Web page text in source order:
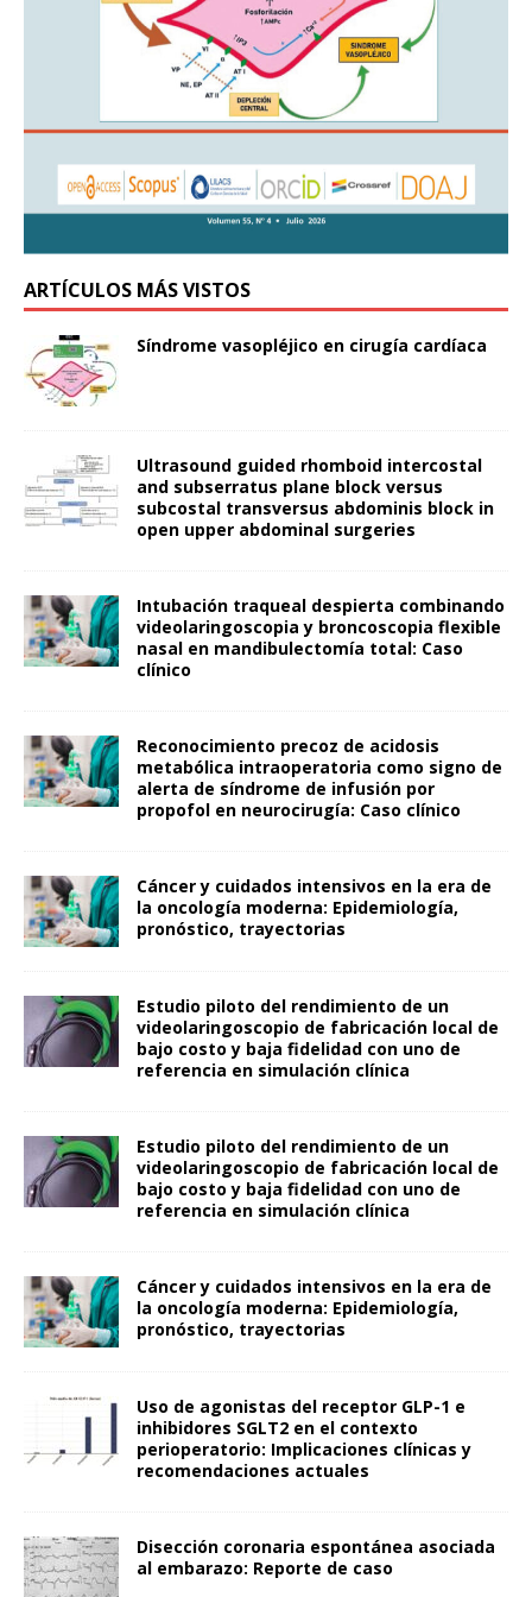
ARTÍCULOS MÁS VISTOS
Síndrome vasopléjico en cirugía cardíaca
Ultrasound guided rhomboid intercostal
and subserratus plane block versus
subcostal transversus abdominis block in
open upper abdominal surgeries
Intubación traqueal despierta combinando
videolaringoscopia y broncoscopia flexible
nasal en mandibulectomía total: Caso
clínico
Reconocimiento precoz de acidosis
metabólica intraoperatoria como signo de
alerta de síndrome de infusión por
propofol en neurocirugía: Caso clínico
Cáncer y cuidados intensivos en la era de
la oncología moderna: Epidemiología,
pronóstico, trayectorias
Estudio piloto del rendimiento de un
videolaringoscopio de fabricación local de
bajo costo y baja fidelidad con uno de
referencia en simulación clínica
Estudio piloto del rendimiento de un
videolaringoscopio de fabricación local de
bajo costo y baja fidelidad con uno de
referencia en simulación clínica
Cáncer y cuidados intensivos en la era de
la oncología moderna: Epidemiología,
pronóstico, trayectorias
Uso de agonistas del receptor GLP-1 e
inhibidores SGLT2 en el contexto
perioperatorio: Implicaciones clínicas y
recomendaciones actuales
Disección coronaria espontánea asociada
al embarazo: Reporte de caso